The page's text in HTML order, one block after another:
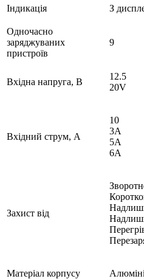
Індикація З
Одночасно
заряджуваних
пристроїв
9
Вхідна напруга, В
12.5
20V
Вхідний струм, А
10
3A
5A
6A
Захист від
Матеріал корпусу